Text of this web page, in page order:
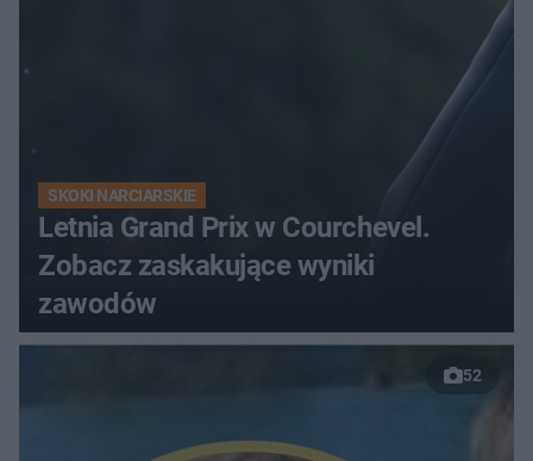
SKOKI NARCIARSKIE
Letnia Grand Prix w Courchevel.
Zobacz zaskakujące wyniki
zawodów
52